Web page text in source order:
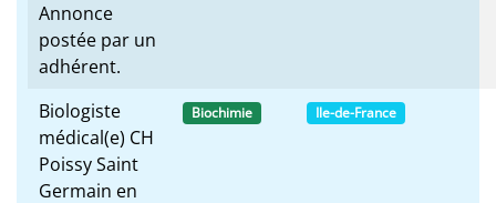
Annonce
postée par un
adhérent.
Biologiste
médical(e) CH
Poissy Saint
Germain en
Biochimie Ile-de-France